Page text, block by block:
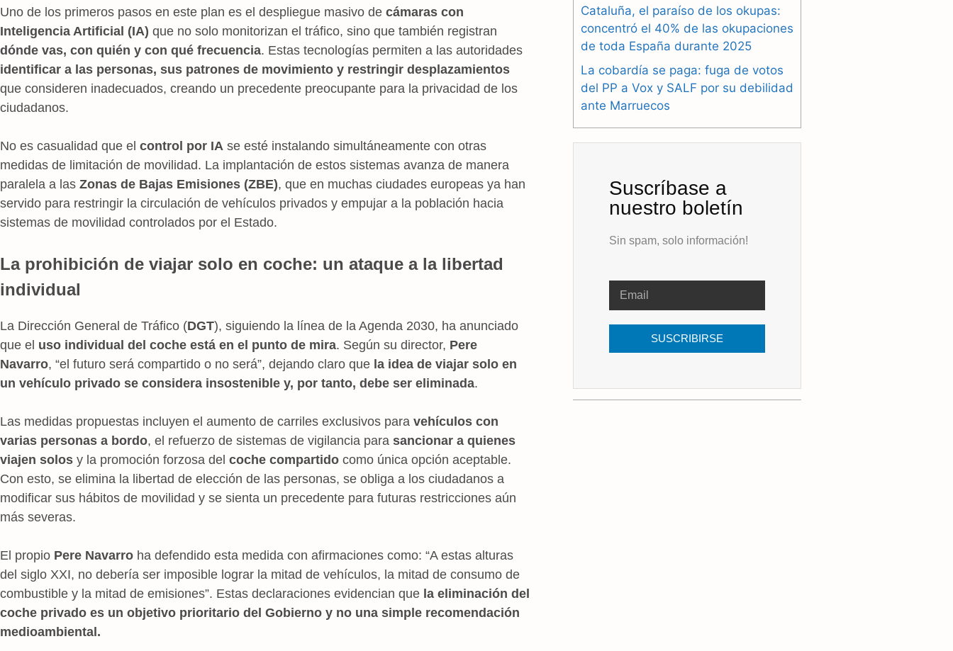
Uno de los primeros pasos en este plan es el despliegue masivo de cámaras con
Inteligencia Artificial (IA) que no solo monitorizan el tráfico, sino que también registran
dónde vas, con quién y con qué frecuencia. Estas tecnologías permiten a las autoridades
identificar a las personas, sus patrones de movimiento y restringir desplazamientos
que consideren inadecuados, creando un precedente preocupante para la privacidad de los
ciudadanos.
No es casualidad que el control por IA se esté instalando simultáneamente con otras
medidas de limitación de movilidad. La implantación de estos sistemas avanza de manera
paralela a las Zonas de Bajas Emisiones (ZBE), que en muchas ciudades europeas ya han
servido para restringir la circulación de vehículos privados y empujar a la población hacia
sistemas de movilidad controlados por el Estado.
La prohibición de viajar solo en coche: un ataque a la libertad
individual
La Dirección General de Tráfico (DGT), siguiendo la línea de la Agenda 2030, ha anunciado
que el uso individual del coche está en el punto de mira. Según su director, Pere
Navarro, “el futuro será compartido o no será”, dejando claro que la idea de viajar solo en
un vehículo privado se considera insostenible y, por tanto, debe ser eliminada.
Las medidas propuestas incluyen el aumento de carriles exclusivos para vehículos con
varias personas a bordo, el refuerzo de sistemas de vigilancia para sancionar a quienes
viajen solos y la promoción forzosa del coche compartido como única opción aceptable.
Con esto, se elimina la libertad de elección de las personas, se obliga a los ciudadanos a
modificar sus hábitos de movilidad y se sienta un precedente para futuras restricciones aún
más severas.
El propio Pere Navarro ha defendido esta medida con afirmaciones como: “A estas alturas
del siglo XXI, no debería ser imposible lograr la mitad de vehículos, la mitad de consumo de
combustible y la mitad de emisiones”. Estas declaraciones evidencian que la eliminación del
coche privado es un objetivo prioritario del Gobierno y no una simple recomendación
medioambiental.
Cataluña, el paraíso de los okupas:
concentró el 40% de las okupaciones
de toda España durante 2025
La cobardía se paga: fuga de votos
del PP a Vox y SALF por su debilidad
ante Marruecos
Suscríbase a
nuestro boletín
Sin spam, solo información!
SUSCRIBIRSE